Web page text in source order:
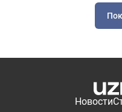
Новости